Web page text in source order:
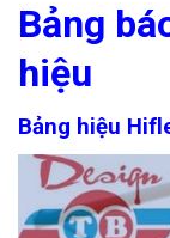
Bảng
hiệu
Bảng hiệu